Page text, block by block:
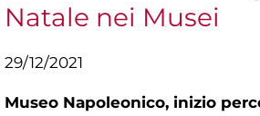
Natale nei Musei
29/12/2021
Museo Napoleonico, inizio